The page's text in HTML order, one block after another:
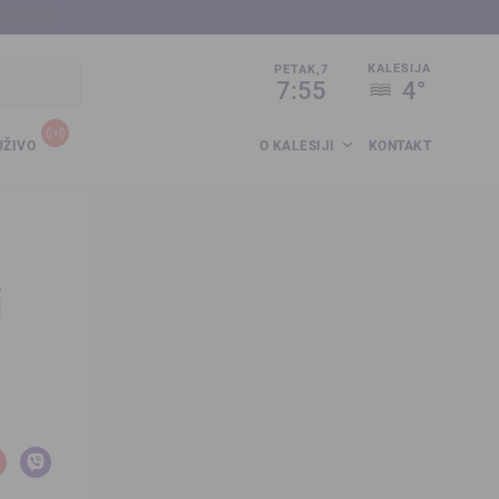
PETAK,7
7:55
KALESIJA
4°
O KALESIJI KONTAKT